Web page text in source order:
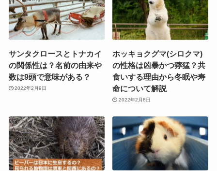
サンタクロースとトナカイ
の関係性は？名前の由来や
数は9頭で意味がある？
2022年2月9日
ホッキョクグマ(シロクマ)
の性格は凶暴かつ獰猛？共
食いする理由から冬眠や寿
命について解説
2022年2月8日